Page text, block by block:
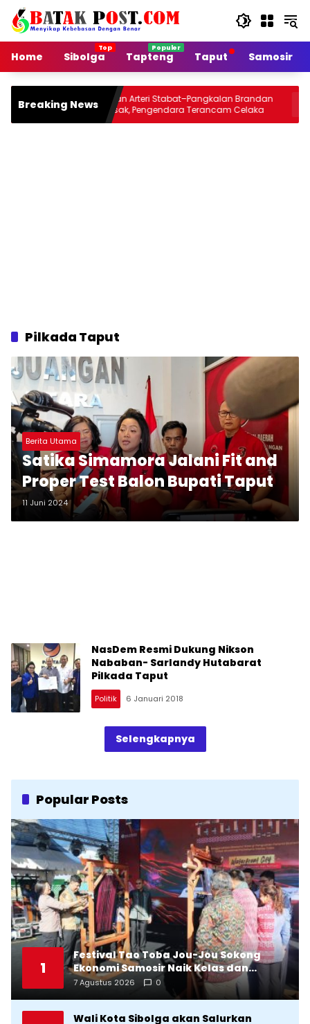
Langsung
konten
Home
Sibolga Tapteng Taput Samosir
Breaking News
Jalan Arteri Stabat–Pangkalan Brandan
Rusak, Pengendara Terancam Celaka
Pilkada Taput
Berita Utama
Satika Simamora Jalani Fit and
Proper Test Balon Bupati Taput
11 Juni 2024
NasDem Resmi Dukung Nikson
Nababan- Sarlandy Hutabarat
Pilkada Taput
Politik 6 Januari 2018
Selengkapnya
Popular Posts
1
Festival Tao Toba Jou-Jou Sokong
Ekonomi Samosir Naik Kelas dan
Pariwisata Menjadi Sumber
Pertumbuhan Ekonomi Baru
7 Agustus 2026 0
Wali Kota Sibolga akan Salurkan